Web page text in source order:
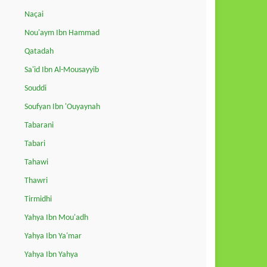
Naçai
Nou'aym Ibn Hammad
Qatadah
Sa'id Ibn Al-Mousayyib
Souddi
Soufyan Ibn 'Ouyaynah
Tabarani
Tabari
Tahawi
Thawri
Tirmidhi
Yahya Ibn Mou'adh
Yahya Ibn Ya'mar
Yahya Ibn Yahya